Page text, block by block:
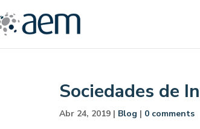
Sociedades de
Abr 24, 2019| Blog | 0 comments